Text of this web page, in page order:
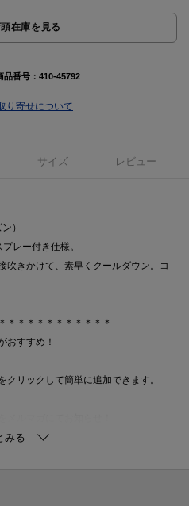
頭在庫を見る
品番号： 410-45792
り寄せについて
サイズ レビュー
）
レー付き仕様。
吹きかけて、素早くクールダウン。コ
＊＊＊＊＊＊＊＊＊＊＊
おすすめ！
リックして簡単に追加できます。
一覧もチェックできます！